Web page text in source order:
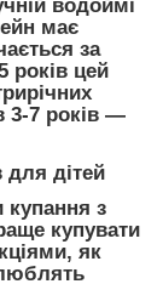
водоймі
має
за
років цей
3-7 років —
для дітей
купання з
купувати
як